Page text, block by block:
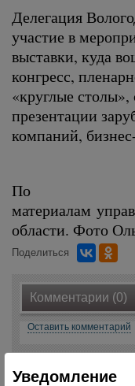
Делегация
участие в
выставки, куда
конгресс,
«круглые
презентации
компаний,
По
материалам
области. Фото
Поделиться
Комментарии (0)
Оставить комментарий
Уведомление